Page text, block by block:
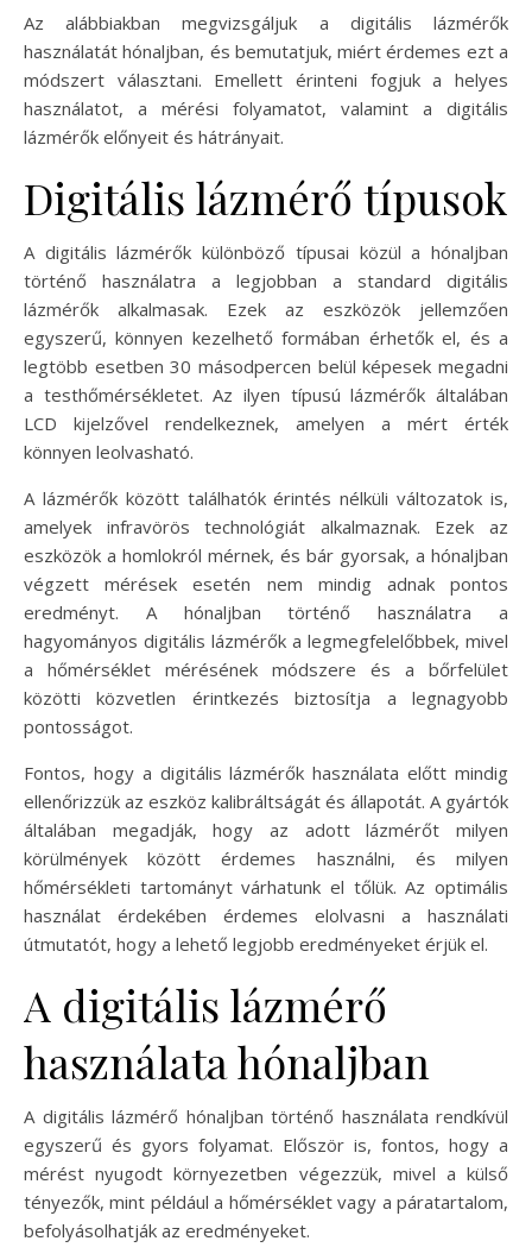
Az alábbiakban megvizsgáljuk a digitális lázmérők
használatát hónaljban, és bemutatjuk, miért érdemes ezt a
módszert választani. Emellett érinteni fogjuk a helyes
használatot, a mérési folyamatot, valamint a digitális
lázmérők előnyeit és hátrányait.
Digitális lázmérő típusok
A digitális lázmérők különböző típusai közül a hónaljban
történő használatra a legjobban a standard digitális
lázmérők alkalmasak. Ezek az eszközök jellemzően
egyszerű, könnyen kezelhető formában érhetők el, és a
legtöbb esetben 30 másodpercen belül képesek megadni
a testhőmérsékletet. Az ilyen típusú lázmérők általában
LCD kijelzővel rendelkeznek, amelyen a mért érték
könnyen leolvasható.
A lázmérők között találhatók érintés nélküli változatok is,
amelyek infravörös technológiát alkalmaznak. Ezek az
eszközök a homlokról mérnek, és bár gyorsak, a hónaljban
végzett mérések esetén nem mindig adnak pontos
eredményt. A hónaljban történő használatra a
hagyományos digitális lázmérők a legmegfelelőbbek, mivel
a hőmérséklet mérésének módszere és a bőrfelület
közötti közvetlen érintkezés biztosítja a legnagyobb
pontosságot.
Fontos, hogy a digitális lázmérők használata előtt mindig
ellenőrizzük az eszköz kalibráltságát és állapotát. A gyártók
általában megadják, hogy az adott lázmérőt milyen
körülmények között érdemes használni, és milyen
hőmérsékleti tartományt várhatunk el tőlük. Az optimális
használat érdekében érdemes elolvasni a használati
útmutatót, hogy a lehető legjobb eredményeket érjük el.
A digitális lázmérő
használata hónaljban
A digitális lázmérő hónaljban történő használata rendkívül
egyszerű és gyors folyamat. Először is, fontos, hogy a
mérést nyugodt környezetben végezzük, mivel a külső
tényezők, mint például a hőmérséklet vagy a páratartalom,
befolyásolhatják az eredményeket.